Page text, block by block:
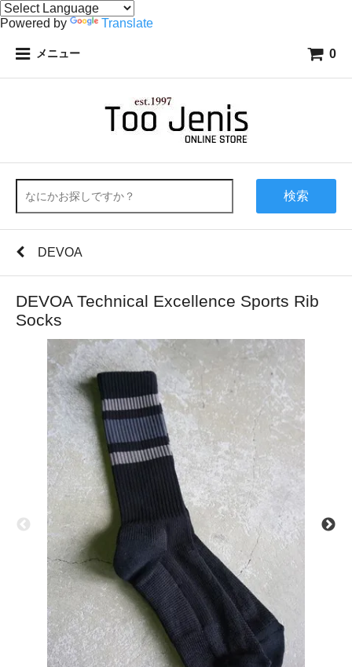
Powered by Translate
メニュー 0
検索
DEVOA
DEVOA Technical Excellence Sports Rib
Socks